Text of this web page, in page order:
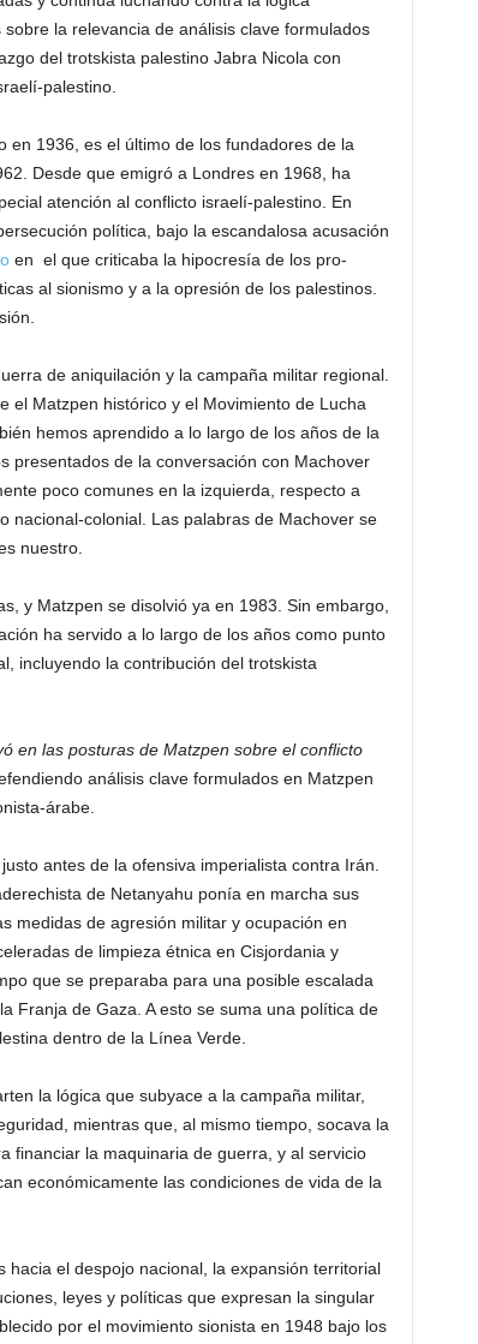
la relevancia de análisis clave formulados
del trotskista palestino Jabra Nicola con
palestino.
en 1936, es el último de los fundadores de la
Desde que emigró a Londres en 1968, ha
atención al conflicto israelí-palestino. En
política, bajo la escandalosa acusación
en el que criticaba la hipocresía de los pro-
al sionismo y a la opresión de los palestinos.
de aniquilación y la campaña militar regional.
el Matzpen histórico y el Movimiento de Lucha
hemos aprendido a lo largo de los años de la
presentados de la conversación con Machover
poco comunes en la izquierda, respecto a
colonial. Las palabras de Machover se
nuestro.
y Matzpen se disolvió ya en 1983. Sin embargo,
ha servido a lo largo de los años como punto
incluyendo la contribución del trotskista
en las posturas de Matzpen sobre el conflicto
análisis clave formulados en Matzpen
árabe.
antes de la ofensiva imperialista contra Irán.
de Netanyahu ponía en marcha sus
medidas de agresión militar y ocupación en
de limpieza étnica en Cisjordania y
que se preparaba para una posible escalada
Franja de Gaza. A esto se suma una política de
dentro de la Línea Verde.
la lógica que subyace a la campaña militar,
mientras que, al mismo tiempo, socava la
financiar la maquinaria de guerra, y al servicio
económicamente las condiciones de vida de la
el despojo nacional, la expansión territorial
leyes y políticas que expresan la singular
por el movimiento sionista en 1948 bajo los